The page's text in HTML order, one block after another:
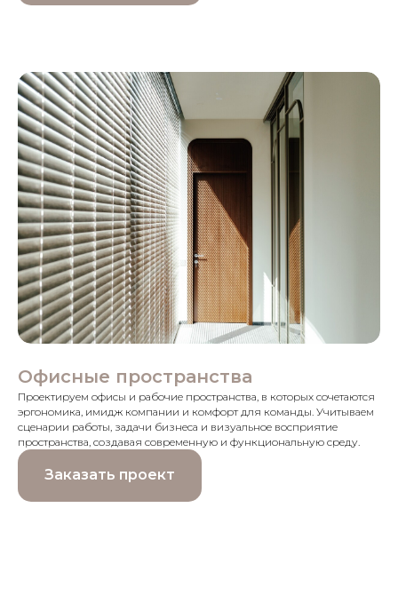
Офисные пространства
Проектируем офисы и рабочие пространства, в которых сочетаются
эргономика, имидж компании и комфорт для команды. Учитываем
сценарии работы, задачи бизнеса и визуальное восприятие
пространства, создавая современную и функциональную среду.
Заказать проект